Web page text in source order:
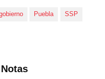
Puebla SSP